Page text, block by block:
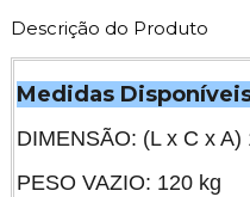
Descrição do Produto
Medidas
DIMENSÃO: (L x C x
PESO VAZIO: 120 kg